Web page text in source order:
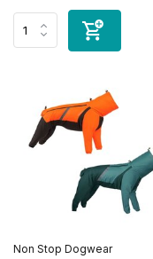
Non Stop Dogwear